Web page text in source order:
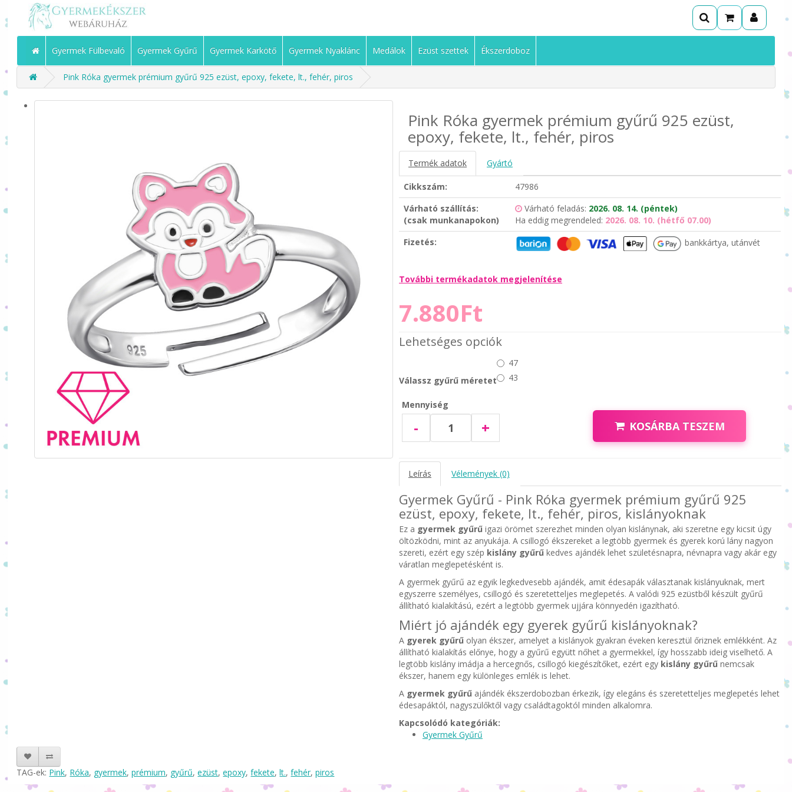
Gyermek Fülbevaló Gyermek Gyűrű Gyermek Karkötő Gyermek Nyaklánc Medálok Ezüst szettek Ékszerdoboz
Pink Róka gyermek prémium gyűrű 925 ezüst, epoxy, fekete, lt., fehér, piros
Pink Róka gyermek prémium gyűrű 925 ezüst,
epoxy, fekete, lt., fehér, piros
Termék adatok Gyártó
Cikkszám:
47986
Várható szállítás:
(csak munkanapokon)
Várható feladás: 2026. 08. 14. (péntek)
Ha eddig megrendeled: 2026. 08. 10. (hétfő 07.00)
Fizetés:
bankkártya, utánvét
További termékadatok megjelenítése
7.880Ft
Lehetséges opciók
Válassz gyűrű méretet
47
43
Mennyiség
- + KOSÁRBA TESZEM
Leírás Vélemények (0)
Gyermek Gyűrű - Pink Róka gyermek prémium gyűrű 925
ezüst, epoxy, fekete, lt., fehér, piros, kislányoknak
Ez a gyermek gyűrűigazi örömet szerezhet minden olyan kislánynak, aki szeretne egy kicsit úgy
öltözködni, mint az anyukája. A csillogó ékszereket a legtöbb gyermek és gyerek korú lány nagyon
szereti, ezért egy szép kislány gyűrűkedves ajándék lehet születésnapra, névnapra vagy akár egy
váratlan meglepetésként is.
A gyermek gyűrű az egyik legkedvesebb ajándék, amit édesapák választanak kislányuknak, mert
egyszerre személyes, csillogó és szeretetteljes meglepetés. A valódi 925 ezüstből készült gyűrű
állítható kialakítású, ezért a legtöbb gyermek ujjára könnyedén igazítható.
Miért jó ajándék egy gyerek gyűrű kislányoknak?
A gyerek gyűrűolyan ékszer, amelyet a kislányok gyakran éveken keresztül őriznek emlékként. Az
állítható kialakítás előnye, hogy a gyűrű együtt nőhet a gyermekkel, így hosszabb ideig viselhető. A
legtöbb kislány imádja a hercegnős, csillogó kiegészítőket, ezért egy kislány gyűrűnemcsak
ékszer, hanem egy különleges emlék is lehet.
A gyermek gyűrűajándék ékszerdobozban érkezik, így elegáns és szeretetteljes meglepetés lehet
édesapáktól, nagyszülőktől vagy családtagoktól minden alkalomra.
Kapcsolódó kategóriák:
Gyermek Gyűrű
TAG-ek: Pink, Róka, gyermek,prémium, gyűrű,ezüst,epoxy,fekete,lt.,fehér,piros